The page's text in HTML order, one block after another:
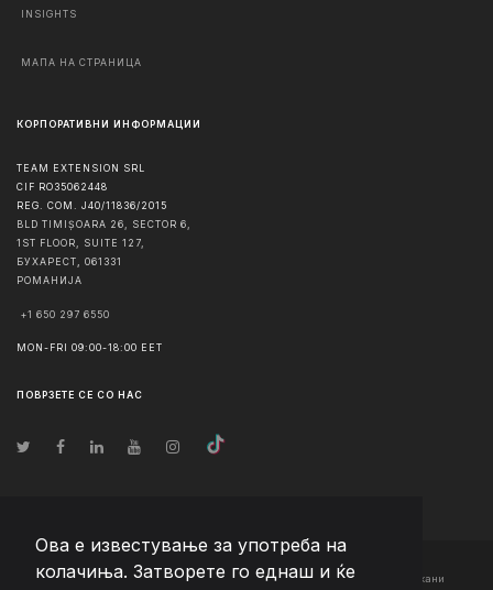
Ова е известување за употреба на
колачиња. Затворете го еднаш и ќе
INSIGHTS
МАПА НА СТРАНИЦА
КОРПОРАТИВНИ ИНФОРМАЦИИ
TEAM EXTENSION SRL
CIF RO35062448
REG. COM. J40/11836/2015
BLD TIMIȘOARA 26, SECTOR 6,
1ST FLOOR, SUITE 127,
БУХАРЕСТ
061331
РОМАНИЈА
+1 650 297 6550
MON-FRI 09:00-18:00 EET
ПОВРЗЕТЕ СЕ СО НАС
© Авторско право2026 Team Extension Macedonia - Сите права задржани